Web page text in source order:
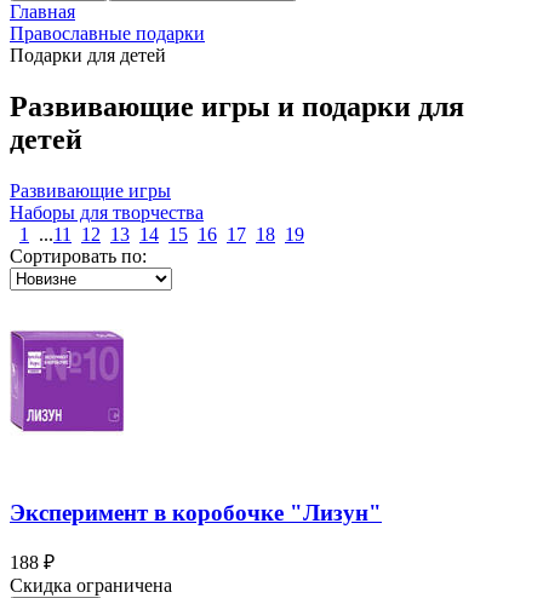
Главная
Православные подарки
Подарки для детей
Развивающие игры и подарки для
детей
Развивающие игры
Наборы для творчества
1
...11 12 13 14 15 16 17 18 19
Сортировать по:
Эксперимент в коробочке "Лизун"
188 ₽
Скидка ограничена